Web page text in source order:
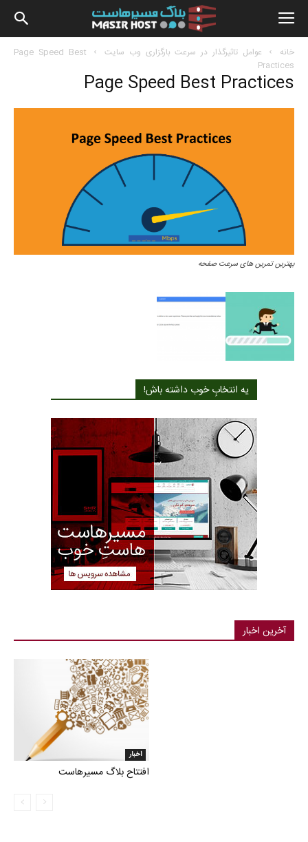
بلاگ
خانه عوامل تاثیرگذار در سرعت بارگزاری وب سایت
Page Speed Best
Practices
Page Speed Best Practices
بهترین تمرین های سرعت صفحه
یه انتخابِ خوب داشته باش!
آخرین اخبار
اخبار
افتتاح بلاگ مسیرهاست